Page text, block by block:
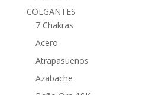
COLGANTES
7 Chakras
Acero
Atrapasueños
Azabache